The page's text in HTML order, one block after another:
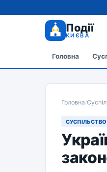
Події
КИЄВА
Головна
Головна/
СУСПІЛЬСТВО